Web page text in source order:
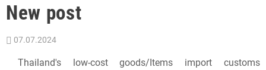
New post
07.07.2024
Thailand's low-cost goods/Items import customs